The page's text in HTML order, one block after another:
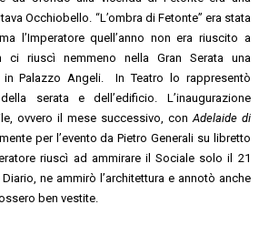
Occhiobello. “L’ombra di Fetonte” era stata
l’Imperatore quell’anno non era riuscito a
ci riuscì nemmeno nella Gran Serata una
Palazzo Angeli. In Teatro lo rappresentò
serata e dell’edificio. L’inaugurazione
ovvero il mese successivo, conAdelaide di
per l’evento da Pietro Generali su libretto
riuscì ad ammirare il Sociale solo il 21
ne ammirò l’architettura e annotò anche
ben vestite.